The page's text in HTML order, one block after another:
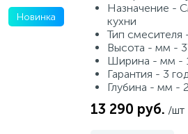
Новинка
Назначение -
кухни
Тип
Высота - мм -
Ширина - мм -
Гарантия - 3
Глубина - мм -
13 290 руб. /шт